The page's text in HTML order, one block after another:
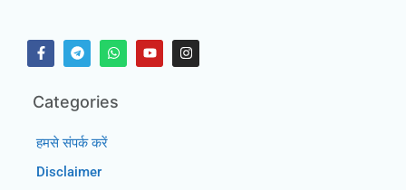
Categories
हमसे संपर्क करें
Disclaimer